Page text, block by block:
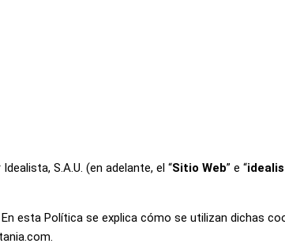
S.A.U. (en adelante, el “Sitio Web” e “
esta Política se explica cómo se utilizan dichas